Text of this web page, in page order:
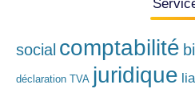
social comptabilité
déclaration TVA juridique